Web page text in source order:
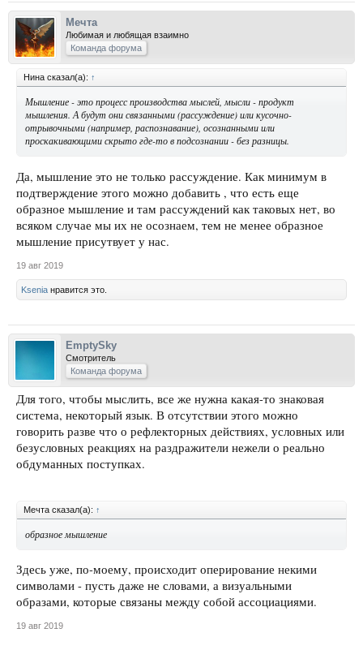
Мечта
Любимая и любящая взаимно
Команда форума
Нина сказал(а): ↑
Мышление - это процесс производства мыслей, мысли - продукт
мышления. А будут они связанными (рассуждение) или кусочно-
отрывочными (например, распознавание), осознанными или
проскакивающими скрыто где-то в подсознании - без разницы.
Да, мышление это не только рассуждение. Как минимум в
подтверждение этого можно добавить , что есть еще
образное мышление и там рассуждений как таковых нет, во
всяком случае мы их не осознаем, тем не менее образное
мышление присутвует у нас.
19 авг 2019
Ksenia нравится это.
EmptySky
Смотритель
Команда форума
Для того, чтобы мыслить, все же нужна какая-то знаковая
система, некоторый язык. В отсутствии этого можно
говорить разве что о рефлекторных действиях, условных или
безусловных реакциях на раздражители нежели о реально
обдуманных поступках.
Мечта сказал(а): ↑
образное мышление
Здесь уже, по-моему, происходит оперирование некими
символами - пусть даже не словами, а визуальными
образами, которые связаны между собой ассоциациями.
19 авг 2019